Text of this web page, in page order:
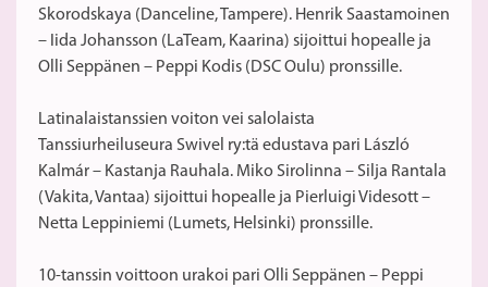
Skorodskaya (Danceline, Tampere). Henrik Saastamoinen
– Iida Johansson (LaTeam, Kaarina) sijoittui hopealle ja
Olli Seppänen – Peppi Kodis (DSC Oulu) pronssille.
Latinalaistanssien voiton vei salolaista
Tanssiurheiluseura Swivel ry:tä edustava pari László
Kalmár – Kastanja Rauhala. Miko Sirolinna – Silja Rantala
(Vakita, Vantaa) sijoittui hopealle ja Pierluigi Videsott –
Netta Leppiniemi (Lumets, Helsinki) pronssille.
10-tanssin voittoon urakoi pari Olli Seppänen – Peppi